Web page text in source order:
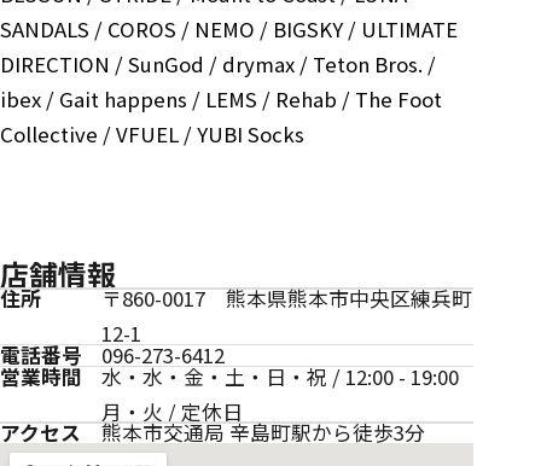
SANDALS / COROS / NEMO / BIGSKY / ULTIMATE
DIRECTION / SunGod / drymax / Teton Bros. /
ibex / Gait happens / LEMS / Rehab / The Foot
Collective / VFUEL / YUBI Socks
店舗情報
住所
〒860-0017 熊本県熊本市中央区練兵町
12-1
電話番号 096-273-6412
営業時間
水・水・金・土・日・祝 / 12:00 - 19:00
月・火 / 定休日
アクセス 熊本市交通局 辛島町駅から徒歩3分